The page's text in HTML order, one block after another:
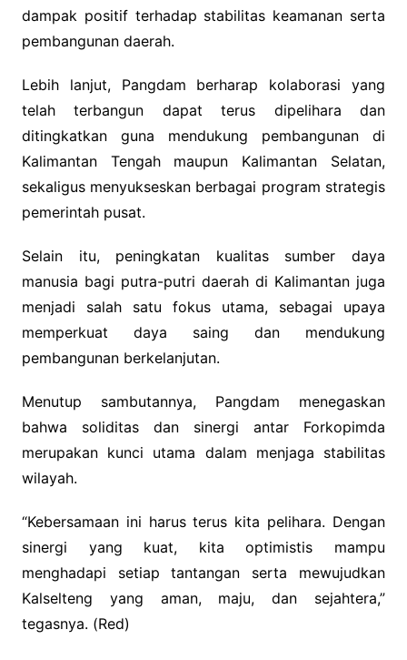
dampak positif terhadap stabilitas keamanan serta
pembangunan daerah.
Lebih lanjut, Pangdam berharap kolaborasi yang
telah terbangun dapat terus dipelihara dan
ditingkatkan guna mendukung pembangunan di
Kalimantan Tengah maupun Kalimantan Selatan,
sekaligus menyukseskan berbagai program strategis
pemerintah pusat.
Selain itu, peningkatan kualitas sumber daya
manusia bagi putra-putri daerah di Kalimantan juga
menjadi salah satu fokus utama, sebagai upaya
memperkuat daya saing dan mendukung
pembangunan berkelanjutan.
Menutup sambutannya, Pangdam menegaskan
bahwa soliditas dan sinergi antar Forkopimda
merupakan kunci utama dalam menjaga stabilitas
wilayah.
“Kebersamaan ini harus terus kita pelihara. Dengan
sinergi yang kuat, kita optimistis mampu
menghadapi setiap tantangan serta mewujudkan
Kalselteng yang aman, maju, dan sejahtera,”
tegasnya. (Red)